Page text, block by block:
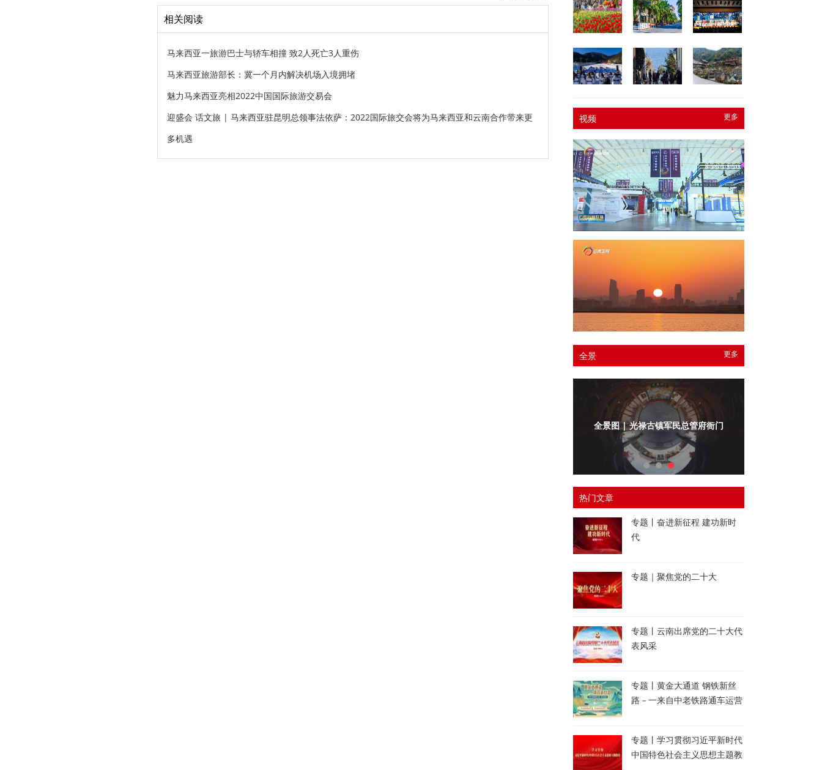
相关阅读
马来西亚一旅游巴士与轿车相撞 致2人死亡3人重伤
马来西亚旅游部长：冀一个月内解决机场入境拥堵
魅力马来西亚亮相2022中国国际旅游交易会
迎盛会 话文旅 | 马来西亚驻昆明总领事法依萨：2022国际旅交会将为马来西亚和云南合作带来更
多机遇
更多
视频
更多
全景
全景图 | 光禄古镇军民总管府衙门
热门文章
专题丨奋进新征程 建功新时
代
专题｜聚焦党的二十大
专题丨云南出席党的二十大代
表风采
专题丨黄金大通道 钢铁新丝
路－一来自中老铁路通车运营
专题丨学习贯彻习近平新时代
中国特色社会主义思想主题教